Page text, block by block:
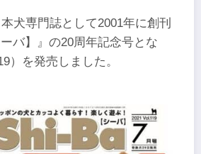
犬専門誌として2001年に創刊
バ】』の20周年記念号とな
）を発売しました。